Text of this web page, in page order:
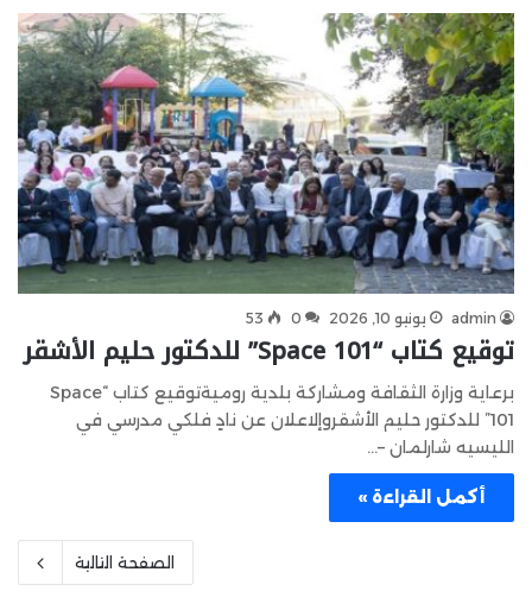
admin يونيو 10, 2026 0
53
توقيع كتاب “Space 101” للدكتور حليم الأشقر
برعاية وزارة الثقافة ومشاركة بلدية روميةتوقيع كتاب “Space
101” للدكتور حليم الأشقروإلاعلان عن نادٍ فلكي مدرسي في
الليسيه شارلمان –…
أكمل القراءة »
الصفحة التالية